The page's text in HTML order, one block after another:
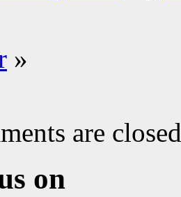
»
are
on